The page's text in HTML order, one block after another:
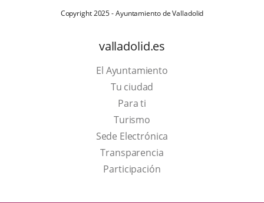
Copyright 2025 - Ayuntamiento de Valladolid
valladolid.es
El Ayuntamiento
Tu ciudad
Para ti
TurismoThis
link
will
open
Sede Electrónica
Transparencia
Participación